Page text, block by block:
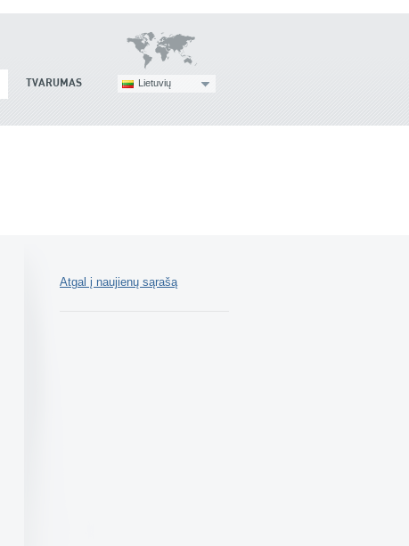
TVARUMAS Lietuvių
Atgal į naujienų sąrašą